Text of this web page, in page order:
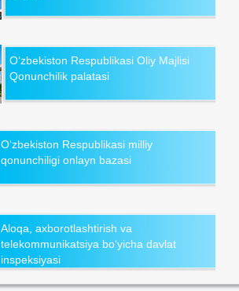
O‘zbekiston Respublikasi Oliy Majlisi
Qonunchilik palatasi
O‘zbekiston Respublikasi milliy
qonunchiligi onlayn bazasi
Aloqa, axborotlashtirish va
telekommunikatsiya bo‘yicha davlat
inspeksiyasi